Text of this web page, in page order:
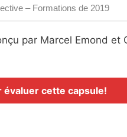
– Formations de 2019
par Marcel Emond
évaluer cette capsule!